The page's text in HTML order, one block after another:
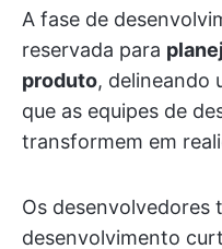
A fase de
reservada para
produto, delineando
que as equipes de
transformem em
Os desenvolvedores
desenvolvimento